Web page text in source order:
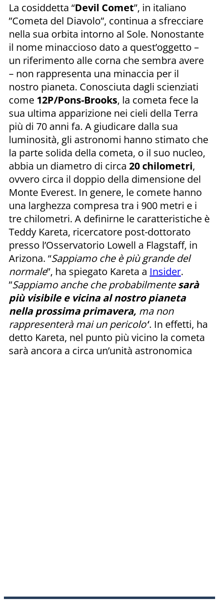
La cosiddetta “Devil Comet”, in italiano
”Cometa del Diavolo”, continua a sfrecciare
nella sua orbita intorno al Sole. Nonostante
il nome minaccioso dato a quest’oggetto –
un riferimento alle corna che sembra avere
– non rappresenta una minaccia per il
nostro pianeta. Conosciuta dagli scienziati
come 12P/Pons-Brooks, la cometa fece la
sua ultima apparizione nei cieli della Terra
più di 70 anni fa. A giudicare dalla sua
luminosità, gli astronomi hanno stimato che
la parte solida della cometa, o il suo nucleo,
abbia un diametro di circa 20 chilometri,
ovvero circa il doppio della dimensione del
Monte Everest. In genere, le comete hanno
una larghezza compresa tra i 900 metri e i
tre chilometri. A definirne le caratteristiche è
Teddy Kareta, ricercatore post-dottorato
presso l’Osservatorio Lowell a Flagstaff, in
Arizona. “Sappiamo che è più grande del
normale”, ha spiegato Kareta a Insider.
”Sappiamo anche che probabilmentesarà
più visibile e vicina al nostro pianeta
nella prossima primavera, ma non
rappresenterà mai un pericolo’‘. In effetti, ha
detto Kareta, nel punto più vicino la cometa
sarà ancora a circa un’unità astronomica